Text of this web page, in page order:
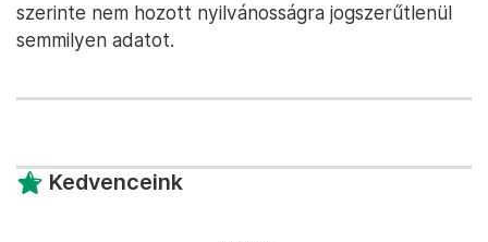
szerinte nem hozott nyilvánosságra jogszerűtlenül
semmilyen adatot.
Kedvenceink